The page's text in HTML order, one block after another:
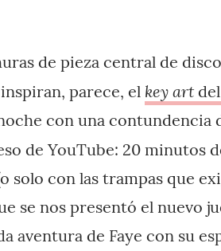
de pieza central de
parece, el key art
con una contundencia
de YouTube: 20 minutos
solo con las trampas que
se nos presentó el nuevo
aventura de Faye con su